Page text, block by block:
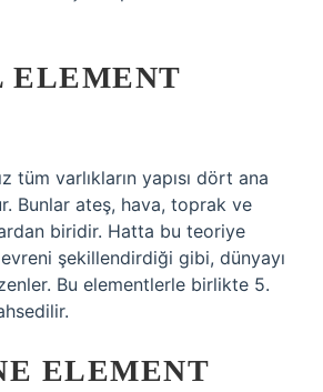
ELEMENT
tüm varlıkların yapısı dört ana
Bunlar ateş, hava, toprak ve
biridir. Hatta bu teoriye
şekillendirdiği gibi, dünyayı
Bu elementlerle birlikte 5.
ELEMENT